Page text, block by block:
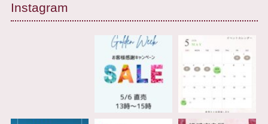
Instagram